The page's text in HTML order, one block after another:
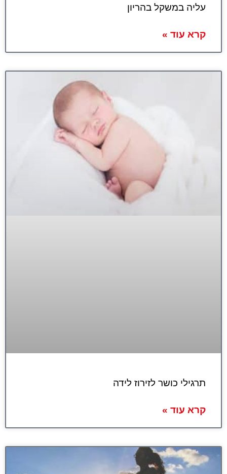
עליה במשקל בהריון
קרא עוד »
תרגילי כושר לזירוז לידה
קרא עוד »